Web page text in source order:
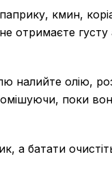
кмин,
отримаєте густу
налийте олію,
поки
а батати